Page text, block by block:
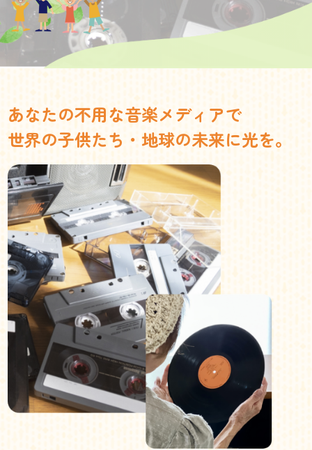
あなたの不用な音楽メディアで
世界の子供たち・地球の未来に光を。